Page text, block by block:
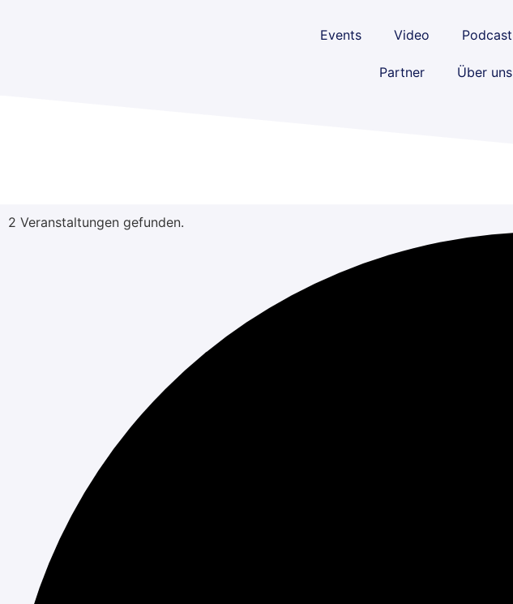
Events Video Podcast
Partner Über uns
2 Veranstaltungen gefunden.